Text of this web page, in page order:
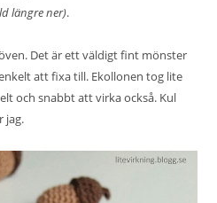
längre ner).
Det är ett väldigt fint mönster
att fixa till. Ekollonen tog lite
och snabbt att virka också. Kul
jag.